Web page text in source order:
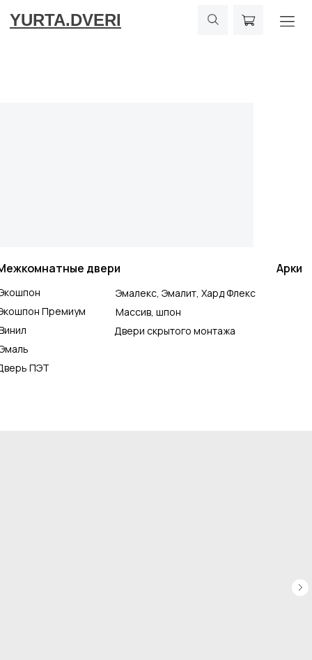
YURTA.DVERI
ПЭТ
Премиум
Двери скрытого монтажа
Массив, шпон
Эмалекс, Эмалит, Хард Флекс
Арки
двери